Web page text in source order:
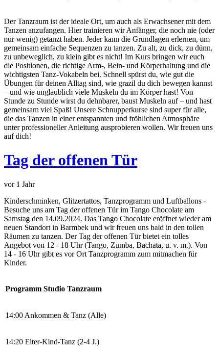
Der Tanzraum ist der ideale Ort, um auch als Erwachsener mit dem
Tanzen anzufangen. Hier trainieren wir Anfänger, die noch nie (oder
nur wenig) getanzt haben. Jeder kann die Grundlagen erlernen, um
gemeinsam einfache Sequenzen zu tanzen. Zu alt, zu dick, zu dünn,
zu unbeweglich, zu klein gibt es nicht! Im Kurs bringen wir euch
die Positionen, die richtige Arm-, Bein- und Körperhaltung und die
wichtigsten Tanz-Vokabeln bei. Schnell spürst du, wie gut die
Übungen für deinen Alltag sind, wie grazil du dich bewegen kannst
– und wie unglaublich viele Muskeln du im Körper hast! Von
Stunde zu Stunde wirst du dehnbarer, baust Muskeln auf – und hast
gemeinsam viel Spaß! Unsere Schnupperkurse sind super für alle,
die das Tanzen in einer entspannten und fröhlichen Atmosphäre
unter professioneller Anleitung ausprobieren wollen. Wir freuen uns
auf dich!
Tag der offenen Tür
vor 1 Jahr
Kinderschminken, Glitzertattos, Tanzprogramm und Luftballons -
Besuche uns am Tag der offenen Tür im Tango Chocolate am
Samstag den 14.09.2024. Das Tango Chocolate eröffnet wieder am
neuen Standort in Barmbek und wir freuen uns bald in den tollen
Räumen zu tanzen. Der Tag der offenen Tür bietet ein tolles
Angebot von 12 - 18 Uhr (Tango, Zumba, Bachata, u. v. m.). Von
14 - 16 Uhr gibt es vor Ort Tanzprogramm zum mitmachen für
Kinder.
Programm Studio Tanzraum
14:00 Ankommen & Tanz (Alle)
14:20 Elter-Kind-Tanz (2-4 J.)